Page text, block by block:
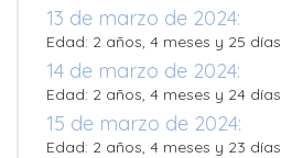
13 de marzo de 2024:
Edad: 2 años, 4 meses y 25 días
14 de marzo de 2024:
Edad: 2 años, 4 meses y 24 días
15 de marzo de 2024:
Edad: 2 años, 4 meses y 23 días